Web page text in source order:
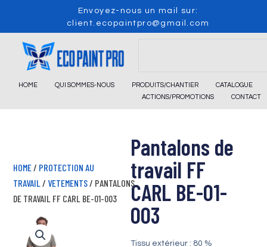
content
Envoyez-nous un mail sur:
client.ecopaintpro@gmail.com
HOME QUI SOMMES-NOUS PRODUITS/CHANTIER
CATALOGUE
ACTIONS/PROMOTIONS
CONTACT
Pantalons de
travail FF
CARL BE-01-
003
Tissu extérieur : 80 %
HOME / PROTECTION AU
TRAVAIL / VETEMENTS / PANTALONS
DE TRAVAIL FF CARL BE-01-003